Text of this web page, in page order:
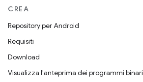
CREA
Repository per Android
Requisiti
Download
Visualizza l'anteprima dei programmi binari